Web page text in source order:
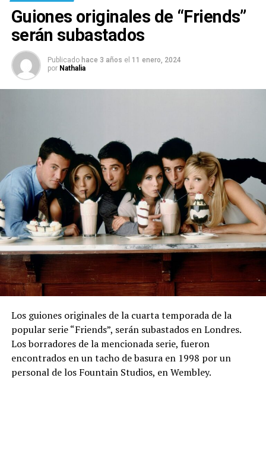
Guiones originales de “Friends”
serán subastados
Publicado hace 3 años el 11 enero, 2024
por Nathalia
Los guiones originales de la cuarta temporada de la
popular serie “Friends”, serán subastados en Londres.
Los borradores de la mencionada serie, fueron
encontrados en un tacho de basura en 1998 por un
personal de los Fountain Studios, en Wembley.